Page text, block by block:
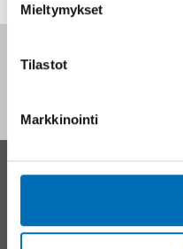
Mieltymykset
Tilastot
Markkinointi
YHTEYSTIEDOT
Puhelin:+46 8 545 536 00